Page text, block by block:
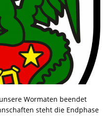
Wormaten beendet
steht die Endphase